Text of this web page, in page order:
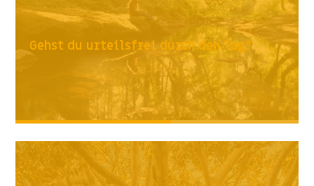
Gehst du urteilsfrei durch den Tag?